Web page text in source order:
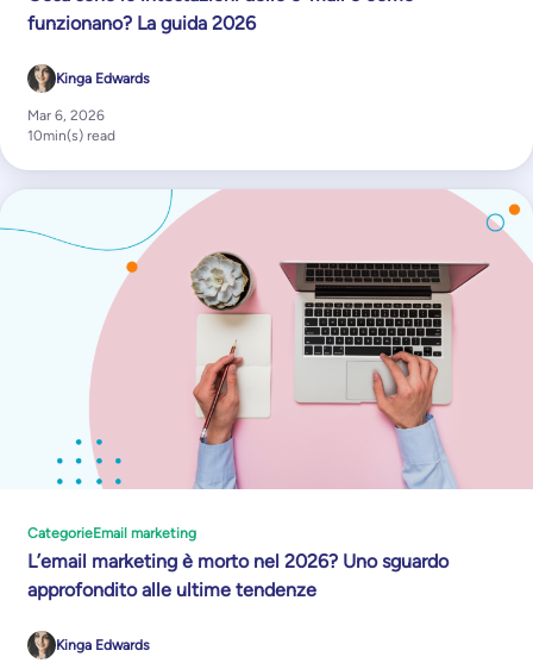
funzionano? La guida 2026
Kinga Edwards
Mar 6, 2026
10min(s) read
CategorieEmail marketing
L’email marketing è morto nel 2026? Uno sguardo
approfondito alle ultime tendenze
Kinga Edwards